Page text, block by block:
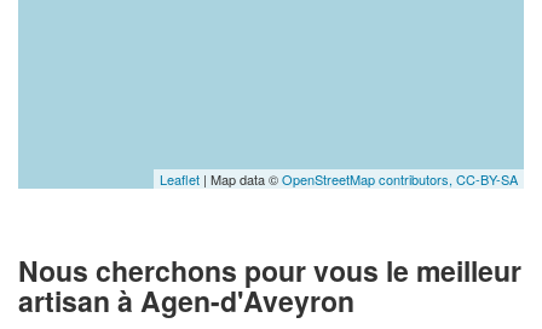
Leaflet | Map data ©OpenStreetMap contributors, CC-BY-SA
Nous cherchons pour vous le meilleur
artisan à Agen-d'Aveyron